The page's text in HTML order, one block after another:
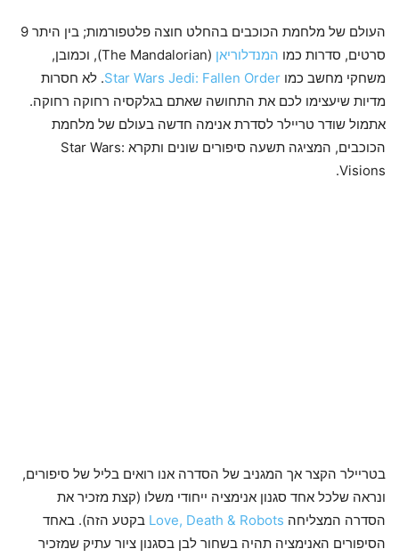
העולם של מלחמת הכוכבים בהחלט חוצה פלטפורמות; בין היתר 9
סרטים, סדרות כמו המנדלוריאן
(The Mandalorian), וכמובן,
משחקי מחשב כמו Star Wars Jedi: Fallen Order. לא חסרות
מדיות שיעצימו לכם את התחושה שאתם בגלקסיה רחוקה רחוקה.
אתמול שודר טריילר לסדרת אנימה חדשה בעולם של מלחמת
הכוכבים, המציגה תשעה סיפורים שונים ותקרא Star Wars:
Visions.
בטריילר הקצר אך המגניב של הסדרה אנו רואים בליל של סיפורים,
ונראה שלכל אחד סגנון אנימציה ייחודי משלו (קצת מזכיר את
הסדרה המצליחה Love, Death & Robots בקטע הזה). באחד
הסיפורים האנימציה תהיה בשחור לבן בסגנון ציור עתיק שמזכיר